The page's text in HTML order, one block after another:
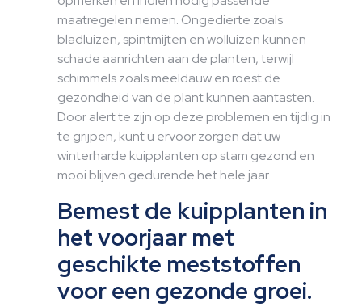
maatregelen nemen. Ongedierte zoals
bladluizen, spintmijten en wolluizen kunnen
schade aanrichten aan de planten, terwijl
schimmels zoals meeldauw en roest de
gezondheid van de plant kunnen aantasten.
Door alert te zijn op deze problemen en tijdig in
te grijpen, kunt u ervoor zorgen dat uw
winterharde kuipplanten op stam gezond en
mooi blijven gedurende het hele jaar.
Bemest de kuipplanten in
het voorjaar met
geschikte meststoffen
voor een gezonde groei.